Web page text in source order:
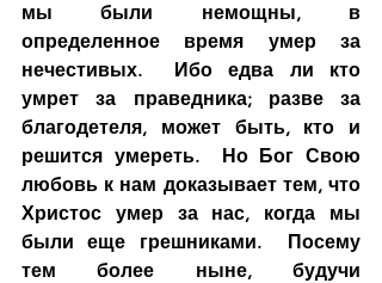
мы были немощны, в
определенное время умер за
нечестивых.  Ибо едва ли кто
умрет за праведника; разве за
благодетеля, может быть, кто и
решится умереть.  Но Бог Свою
любовь к нам доказывает тем, что
Христос умер за нас, когда мы
были еще грешниками.  Посему
тем более ныне, будучи